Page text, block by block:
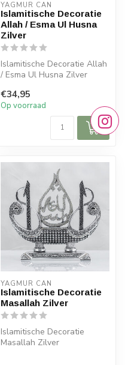
YAGMUR CAN
Islamitische Decoratie
Allah / Esma Ul Husna
Zilver
Islamitische Decoratie Allah
/ Esma Ul Husna Zilver
€34,95
Op voorraad
YAGMUR CAN
Islamitische Decoratie
Masallah Zilver
Islamitische Decoratie
Masallah Zilver